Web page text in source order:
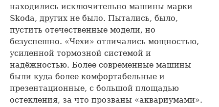
находились исключительно машины марки
Skoda, других не было. Пытались, было,
пустить отечественные модели, но
безуспешно. «Чехи» отличались мощностью,
усиленной тормозной системой и
надёжностью. Более современные машины
были куда более комфортабельные и
презентационные, с большой площадью
остекления, за что прозваны «аквариумами».